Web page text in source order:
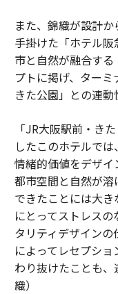
また、錦織が設計
手掛けた「ホテル
市と自然が融合す
プトに掲げ、ター
きた公園」との連動
「JR大阪駅前・き
したこのホテルで
情緒的価値をデザイ
都市空間と自然が
できたことには大
にとってストレス
タリティデザイン
によってレセプシ
わり抜けたことも
織）